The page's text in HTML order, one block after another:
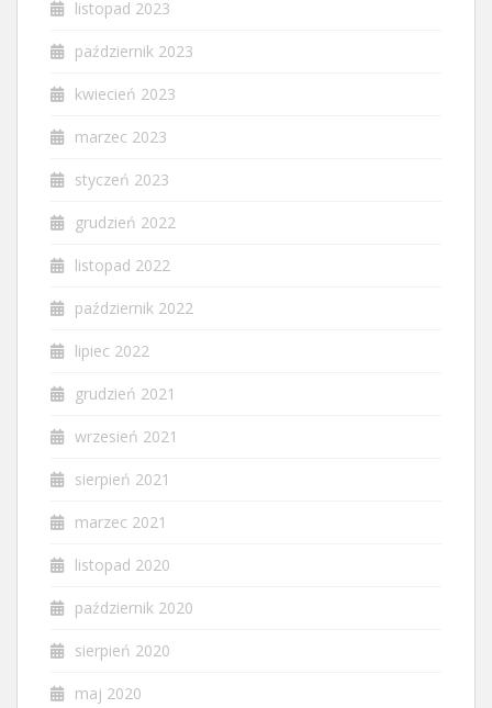
listopad 2023
październik 2023
kwiecień 2023
marzec 2023
styczeń 2023
grudzień 2022
listopad 2022
październik 2022
lipiec 2022
grudzień 2021
wrzesień 2021
sierpień 2021
marzec 2021
listopad 2020
październik 2020
sierpień 2020
maj 2020